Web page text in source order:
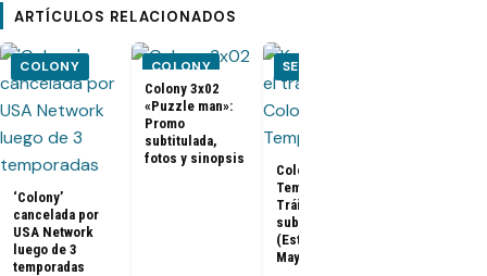
ARTÍCULOS RELACIONADOS
COLONY
‘Colony’
cancelada por
USA Network
luego de 3
temporadas
COLONY
Colony 3x02
«Puzzle man»:
Promo
subtitulada,
fotos y sinopsis
SERIES
Colony
Temporada 3:
Tráiler
subtitulado
(Estreno: 2 de
Mayo)